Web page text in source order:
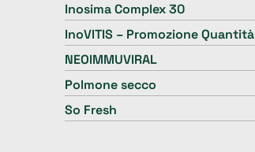
Inosima Complex 30
InoVITIS – Promozione Quantità
NEOIMMUVIRAL
Polmone secco
So Fresh